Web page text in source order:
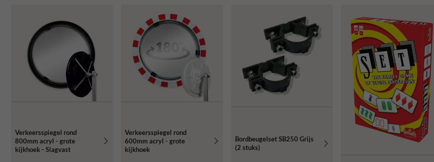
Verkeersspiegel rond
800mm acryl - grote
kijkhoek - Slagvast
Verkeersspiegel rond
600mm acryl - grote
kijkhoek
Bordbeugelset SB250 Grijs
(2 stuks)